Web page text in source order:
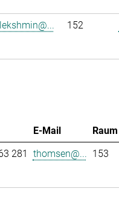
152
E-Mail Raum
281 thomsen@... 153